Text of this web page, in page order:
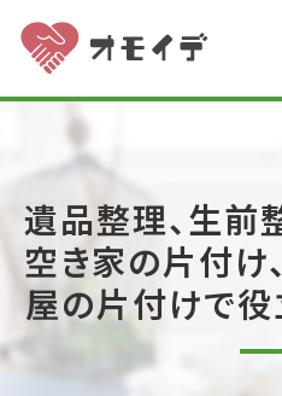
遺品整理、生前
空き家の片付け
屋の片付けで